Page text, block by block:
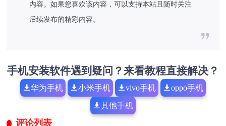
内容。如果您喜欢该内容，可以支持本站且随时关注
后续发布的精彩内容。
手机安装软件遇到疑问？来看教程直接解决？
华为手机 小米手机 vivo手机 oppo手机
其他手机
评论列表